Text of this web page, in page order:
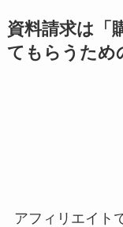
資料請求は「
てもらうため
アフィリエイト